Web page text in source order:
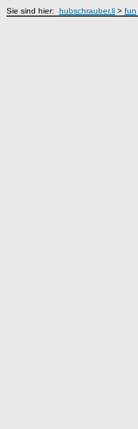
Sie sind hier: hubschrauber.li > fun